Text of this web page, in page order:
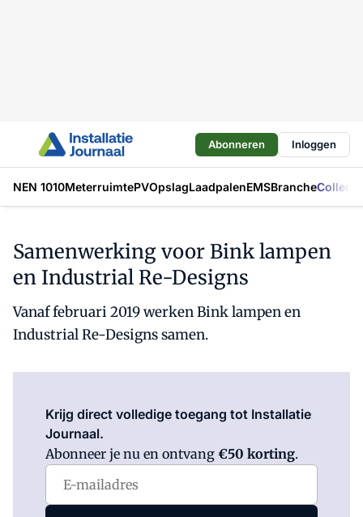
Abonneren Inloggen
NEN 1010MeterruimtePVOpslagLaadpalenEMSBranche
Samenwerking voor Bink lampen
en Industrial Re-Designs
Vanaf februari 2019 werken Bink lampen en
Industrial Re-Designs samen.
Krijg direct volledige toegang tot Installatie
Journaal.
Abonneer je nu en ontvang €50 korting.